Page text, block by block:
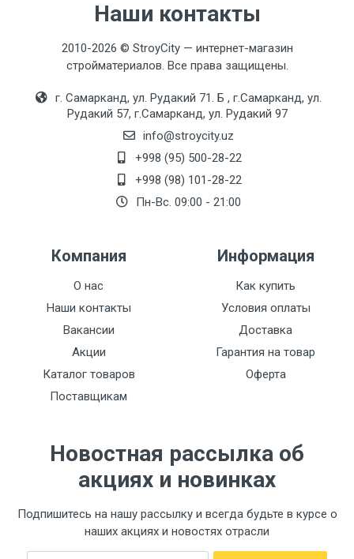
М10*1-Г1/2 (45см)
F51 (35mm)
Переключатель
F34304
Тип крепления
F34901-4 (гайка)
Наши контакты
2010-2026 © StroyCity — интернет-магазин
стройматериалов. Все права защищены.
г. Самарканд, ул. Рудакий 71. Б , г.Самарканд, ул.
Рудакий 57, г.Самарканд, ул. Рудакий 97
info@stroycity.uz
+998 (95) 500-28-22
+998 (98) 101-28-22
Пн-Вс. 09:00 - 21:00
Компания
О нас
Наши контакты
Вакансии
Акции
Каталог товаров
Поставщикам
Информация
Как купить
Условия оплаты
Доставка
Гарантия на товар
Оферта
Новостная рассылка об
акциях и новинках
Подпишитесь на нашу рассылку и всегда будьте в курсе о
наших акциях и новостях отрасли